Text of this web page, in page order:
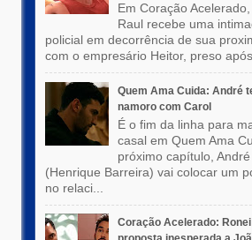
Em Coração
Raul recebe uma
policial em decorrência de sua
com o empresário Heitor, preso
Quem Ama Cuida: André
namoro com Carol
É o fim da linha para
casal em Quem Ama
próximo capítulo, André
(Henrique Barreira) vai colocar um
no relaci...
Coração Acelerado: